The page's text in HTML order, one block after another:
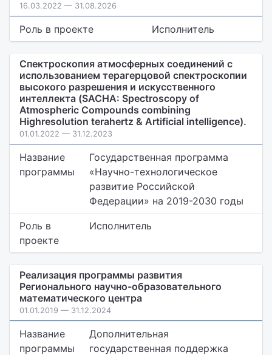
16.03.2022 — 31.08.2026
Роль в проекте Исполнитель
Спектроскопия атмосферных соединений с
использованием терагерцовой спектроскопии
высокого разрешения и искусственного
интеллекта (SACHA: Spectroscopy of
Atmospheric Compounds combining
Highresolution terahertz & Artificial intelligence).
01.01.2022 — 31.12.2023
Название
программы
Государственная программа
«Научно-технологическое
развитие Российской
Федерации» на 2019-2030 годы
Роль в
проекте
Исполнитель
Реализация программы развития
Регионального научно-образовательного
математического центра
01.01.2019 — 31.12.2024
Название
программы
Дополнительная
государственная поддержка